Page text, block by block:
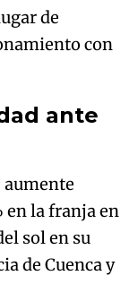
de
con
ante
aumente
en la franja en
sol en su
de Cuenca y